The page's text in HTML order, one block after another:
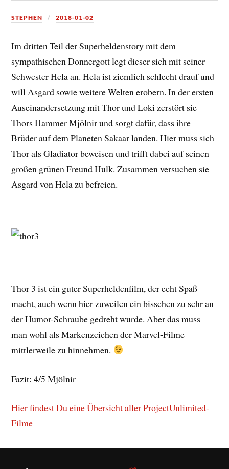
STEPHEN 2018-01-02
Im dritten Teil der Superheldenstory mit dem
sympathischen Donnergott legt dieser sich mit seiner
Schwester Hela an. Hela ist ziemlich schlecht drauf und
will Asgard sowie weitere Welten erobern. In der ersten
Auseinandersetzung mit Thor und Loki zerstört sie
Thors Hammer Mjölnir und sorgt dafür, dass ihre
Brüder auf dem Planeten Sakaar landen. Hier muss sich
Thor als Gladiator beweisen und trifft dabei auf seinen
großen grünen Freund Hulk. Zusammen versuchen sie
Asgard von Hela zu befreien.
Thor 3 ist ein guter Superheldenfilm, der echt Spaß
macht, auch wenn hier zuweilen ein bisschen zu sehr an
der Humor-Schraube gedreht wurde. Aber das muss
man wohl als Markenzeichen der Marvel-Filme
mittlerweile zu hinnehmen.
Fazit: 4/5 Mjölnir
Hier findest Du eine Übersicht aller ProjectUnlimited-
Filme